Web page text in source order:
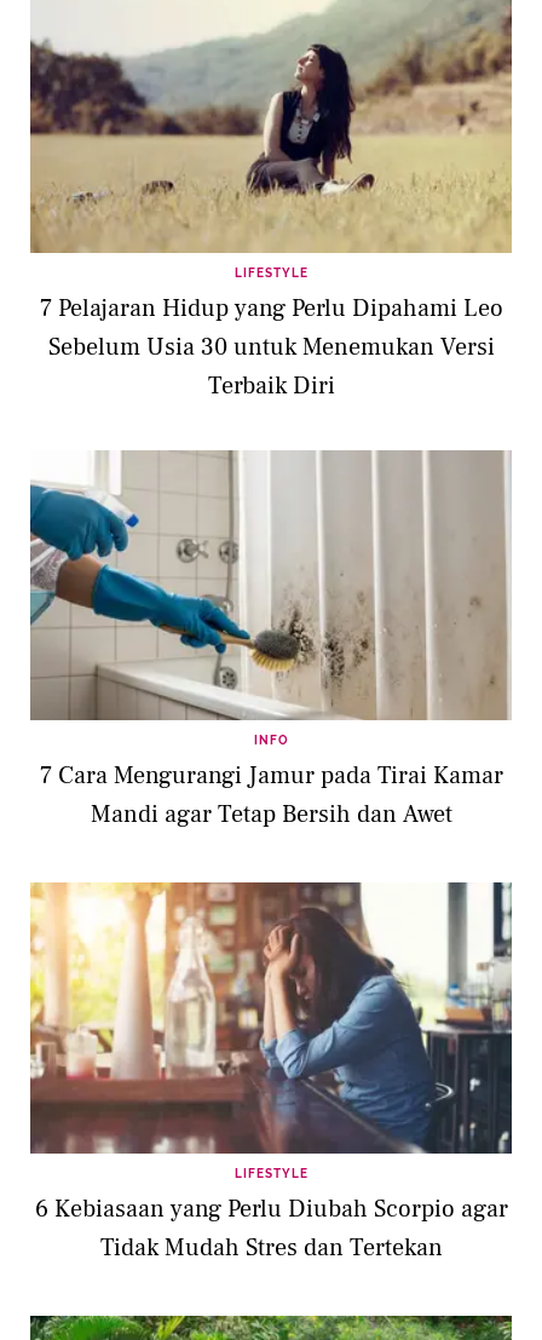
LIFESTYLE
7 Pelajaran Hidup yang Perlu Dipahami Leo
Sebelum Usia 30 untuk Menemukan Versi
Terbaik Diri
INFO
7 Cara Mengurangi Jamur pada Tirai Kamar
Mandi agar Tetap Bersih dan Awet
LIFESTYLE
6 Kebiasaan yang Perlu Diubah Scorpio agar
Tidak Mudah Stres dan Tertekan